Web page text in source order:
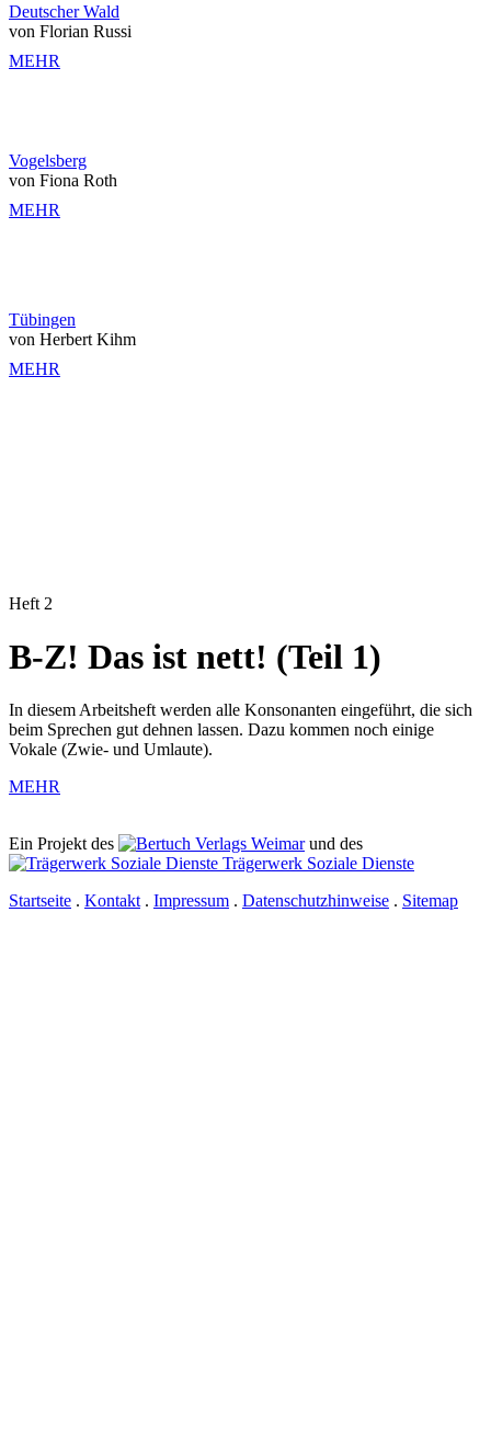
Deutscher Wald
von Florian Russi
MEHR
Vogelsberg
von Fiona Roth
MEHR
Tübingen
von Herbert Kihm
MEHR
Heft 2
B-Z! Das ist nett! (Teil 1)
In diesem Arbeitsheft werden alle Konsonanten eingeführt, die sich
beim Sprechen gut dehnen lassen. Dazu kommen noch einige
Vokale (Zwie- und Umlaute).
MEHR
Ein Projekt des Verlags Weimarund des
Trägerwerk Soziale Dienste
Startseite . Kontakt. Impressum . Datenschutzhinweise . Sitemap